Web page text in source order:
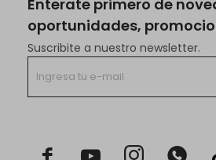
Enterate primero de
oportunidades,
Suscribite a nuestro newsletter.
  